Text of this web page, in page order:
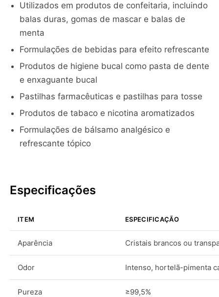
Utilizados em produtos de confeitaria, incluindo
balas duras, gomas de mascar e balas de
menta
Formulações de bebidas para efeito refrescante
Produtos de higiene bucal como pasta de dente
e enxaguante bucal
Pastilhas farmacêuticas e pastilhas para tosse
Produtos de tabaco e nicotina aromatizados
Formulações de bálsamo analgésico e
refrescante tópico
Especificações
ITEM ESPECIFICAÇÃO
Aparência Cristais brancos ou
Odor Intenso, hortelã-pimenta
Pureza ≥99,5%